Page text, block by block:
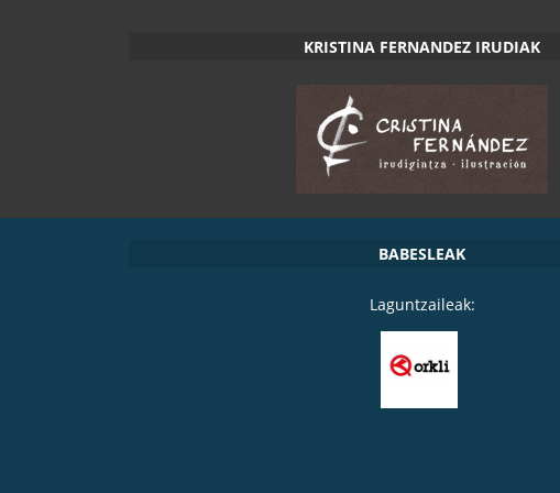
KRISTINA FERNANDEZ IRUDIAK
BABESLEAK
Laguntzaileak: